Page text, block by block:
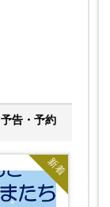
予告・予約
新着